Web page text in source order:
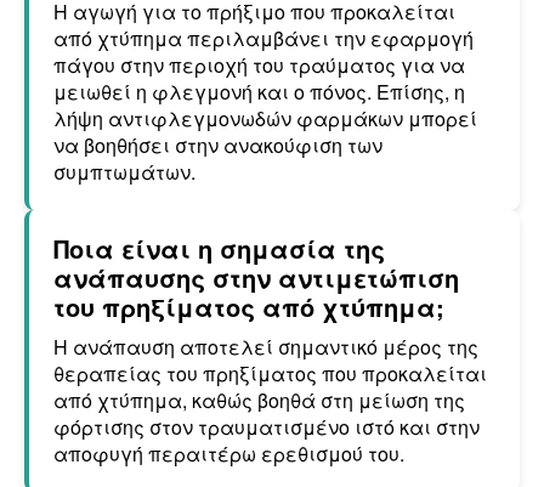
Η αγωγή για το πρήξιμο που προκαλείται
από χτύπημα περιλαμβάνει την εφαρμογή
πάγου στην περιοχή του τραύματος για να
μειωθεί η φλεγμονή και ο πόνος. Επίσης, η
λήψη αντιφλεγμονωδών φαρμάκων μπορεί
να βοηθήσει στην ανακούφιση των
συμπτωμάτων.
Ποια είναι η σημασία της
ανάπαυσης στην αντιμετώπιση
του πρηξίματος από χτύπημα;
Η ανάπαυση αποτελεί σημαντικό μέρος της
θεραπείας του πρηξίματος που προκαλείται
από χτύπημα, καθώς βοηθά στη μείωση της
φόρτισης στον τραυματισμένο ιστό και στην
αποφυγή περαιτέρω ερεθισμού του.